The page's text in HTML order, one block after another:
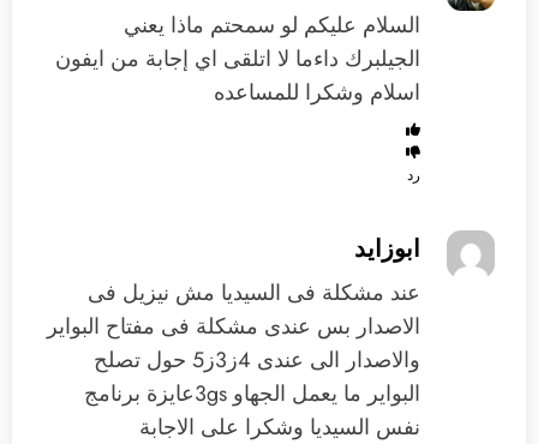
السلام عليكم لو سمحتم ماذا يعني
الجيلبرك داءما لا اتلقى اي إجابة من ايفون
اسلام وشكرا للمساعده
رد
ابوزايد
عند مشكلة فى السيديا مش نيزيل فى
الاصدار بس عندى مشكلة فى مفتاح البواير
والاصدار الى عندى 4ز3ز5 حول تصلح
البواير ما يعمل الجهاو 3gsعايزة برنامج
نفس السيديا وشكرا على الاجابة